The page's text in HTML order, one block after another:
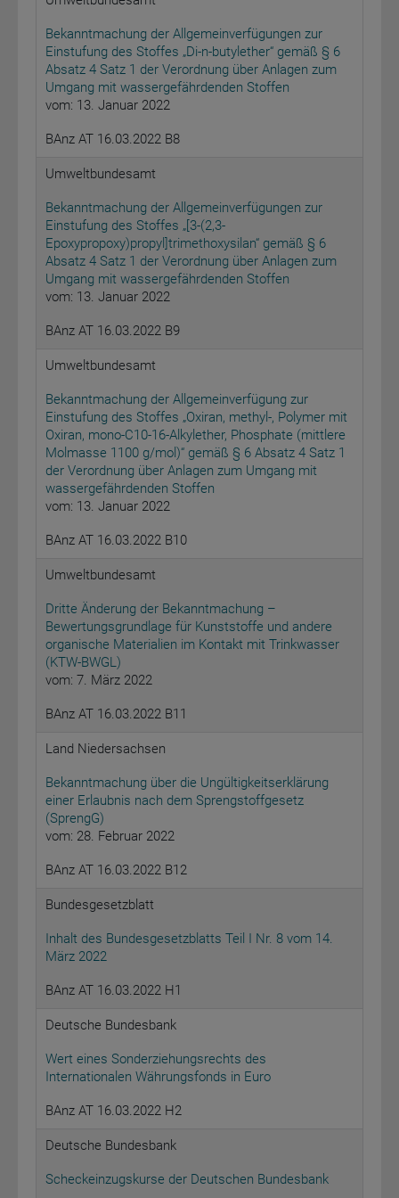
Bekanntmachung der Allgemeinverfügungen zur
Einstufung des Stoffes „Di-n-butylether“ gemäß § 6
Absatz 4 Satz 1 der Verordnung über Anlagen zum
Umgang mit wassergefährdenden Stoffen
vom: 13. Januar 2022
BAnz AT 16.03.2022 B8
Umweltbundesamt
Bekanntmachung der Allgemeinverfügungen zur
Einstufung des Stoffes „[3-(2,3-
Epoxypropoxy)propyl]trimethoxysilan“ gemäß § 6
Absatz 4 Satz 1 der Verordnung über Anlagen zum
Umgang mit wassergefährdenden Stoffen
vom: 13. Januar 2022
BAnz AT 16.03.2022 B9
Umweltbundesamt
Bekanntmachung der Allgemeinverfügung zur
Einstufung des Stoffes „Oxiran, methyl-, Polymer mit
Oxiran, mono-C10-16-Alkylether, Phosphate (mittlere
Molmasse 1100 g/mol)“ gemäß § 6 Absatz 4 Satz 1
der Verordnung über Anlagen zum Umgang mit
wassergefährdenden Stoffen
vom: 13. Januar 2022
BAnz AT 16.03.2022 B10
Umweltbundesamt
Dritte Änderung der Bekanntmachung –
Bewertungsgrundlage für Kunststoffe und andere
organische Materialien im Kontakt mit Trinkwasser
(KTW-BWGL)
vom: 7. März 2022
BAnz AT 16.03.2022 B11
Land Niedersachsen
Bekanntmachung über die Ungültigkeitserklärung
einer Erlaubnis nach dem Sprengstoffgesetz
(SprengG)
vom: 28. Februar 2022
BAnz AT 16.03.2022 B12
Bundesgesetzblatt
Inhalt des Bundesgesetzblatts Teil I Nr. 8 vom 14.
März 2022
BAnz AT 16.03.2022 H1
Deutsche Bundesbank
Wert eines Sonderziehungsrechts des
Internationalen Währungsfonds in Euro
BAnz AT 16.03.2022 H2
Deutsche Bundesbank
Scheckeinzugskurse der Deutschen Bundesbank